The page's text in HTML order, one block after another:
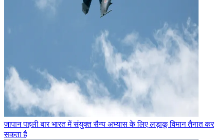
जापान पहली बार भारत में संयुक्त सैन्य अभ्यास के लिए लड़ाकू विमान तैनात कर
सकता है